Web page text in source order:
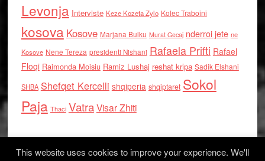
Levonja Interviste Keze Kozeta Zylo Kolec Traboini
kosova Kosove Marjana Bulku Murat Gecaj nderroi jete ne
Kosove Nene Tereza presidenti Nishani Rafaela Prifti Rafael
Floqi Raimonda Moisiu Ramiz Lushaj reshat kripa Sadik Elshani
SHBA Shefqet Kercelli shqiperia shqiptaret Sokol
Paja Thaci VatraVisar Zhiti
This website uses cookies to improve your experience. We'll